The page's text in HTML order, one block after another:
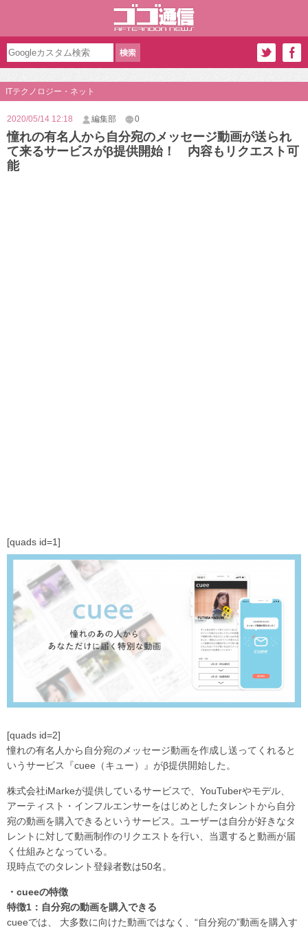
ITテクノロジー・ネット
2020/05/14 12:18 編集部 0
憧れの有名人から自分宛のメッセージ動画が送られ
て来るサービスがβ提供開始！ 内容もリクエスト可
能
[quads id=1]
[quads id=2]
憧れの有名人から自分宛のメッセージ動画を作成し送ってくれると
いうサービス『cuee（キュー）』がβ提供開始した。
株式会社iMarkeが提供しているサービスで、YouTuberやモデル、
アーティスト・インフルエンサーをはじめとしたタレントから自分
宛の動画を購入できるというサービス。ユーザーは自分が好きなタ
レントに対して動画制作のリクエストを行い、当選すると動画が届
く仕組みとなっている。
現時点でのタレント登録者数は50名。
・cueeの特徴
特徴1：自分宛の動画を購入できる
cueeでは、 大多数に向けた動画ではなく、“自分宛の”動画を購入す